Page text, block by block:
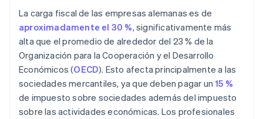
La carga fiscal de las empresas alemanas es de
aproximadamente el 30 %, significativamente más
alta que el promedio de alrededor del 23 % de la
Organización para la Cooperación y el Desarrollo
Económicos (OECD). Esto afecta principalmente a las
sociedades mercantiles, ya que deben pagar un15 %
de impuesto sobre sociedades además del impuesto
sobre las actividades económicas. Los profesionales